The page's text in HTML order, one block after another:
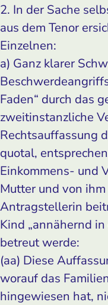
2. In der Sache
aus dem Tenor
Einzelnen:
a) Ganz klarer
Faden“ durch das
zweitinstanzliche
Rechtsauffassung
quotal,
Einkommens- und
Mutter und von
Antragstellerin
Kind „annähernd
betreut werde:
(aa) Diese
worauf das
hingewiesen hat,